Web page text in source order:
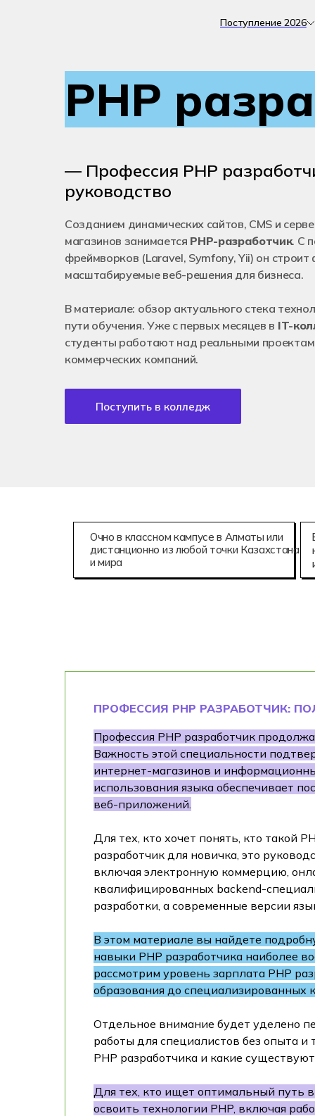
Поступление 2026
PHP
— Профессия PHP
руководство
Созданием динамических сайтов, CMS и
магазинов занимается PHP-разработчик. С
фреймворков (Laravel, Symfony, Yii) он
масштабируемые веб-решения для бизнеса.
В материале: обзор актуального стека
пути обучения. Уже с первых месяцев в IT-
студенты работают над реальными
коммерческих компаний.
Поступить в колледж
Очно в классном кампусе в Алматы или
дистанционно из любой точки Казахстана
и мира
ПРОФЕССИЯ PHP РАЗРАБОТЧИК:
Профессия PHP разработчик
Важность этой специальности
интернет-магазинов и
использования языка обеспечивает
веб-приложений.
Для тех, кто хочет понять, кто такой
разработчик для новичка, это
включая электронную коммерцию,
квалифицированных backend-
разработки, а современные версии
В этом материале вы найдете
навыки PHP разработчика наиболее
рассмотрим уровень зарплата PHP
образования до специализированных
Отдельное внимание будет уделено
работы для специалистов без опыта
PHP разработчика и какие
Для тех, кто ищет оптимальный путь
освоить технологии PHP, включая